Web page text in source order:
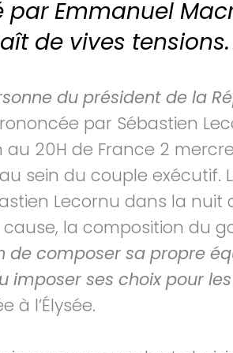
par Emmanuel
de vives
du président de la
par Sébastien
20H de France 2
sein du couple exécutif.
Lecornu dans la nuit
la composition du
de composer sa propre
ses choix pour
à l’Élysée.